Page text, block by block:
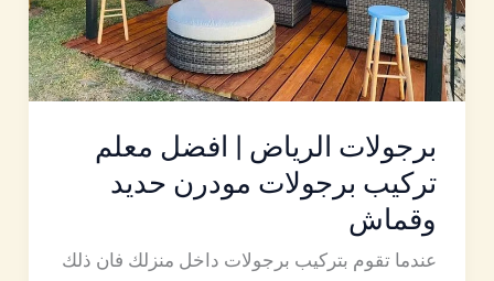
برجولات الرياض | افضل معلم
تركيب برجولات مودرن حديد
وقماش
عندما تقوم بتركيب برجولات داخل منزلك فان ذلك
مودرن
حديد
وقماش